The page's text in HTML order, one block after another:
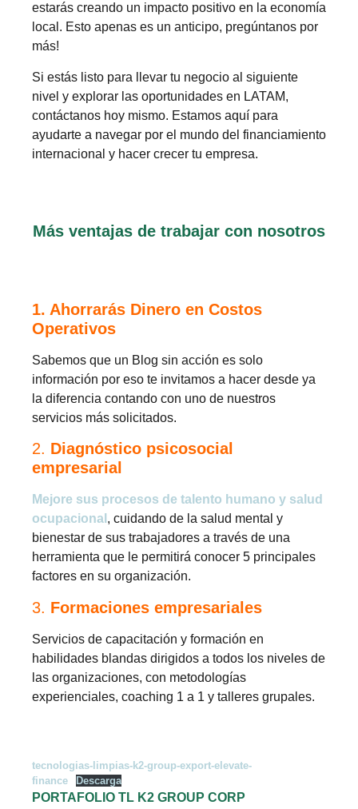
estarás creando un impacto positivo en la economía
local. Esto apenas es un anticipo, pregúntanos por
más!
Si estás listo para llevar tu negocio al siguiente
nivel y explorar las oportunidades en LATAM,
contáctanos hoy mismo. Estamos aquí para
ayudarte a navegar por el mundo del financiamiento
internacional y hacer crecer tu empresa.
Más ventajas de trabajar con nosotros
1. Ahorrarás Dinero en Costos
Operativos
Sabemos que un Blog sin acción es solo
información por eso te invitamos a hacer desde ya
la diferencia contando con uno de nuestros
servicios más solicitados.
2. Diagnóstico psicosocial
empresarial
Mejore sus procesos de talento humano y salud
ocupacional , cuidando de la salud mental y
bienestar de sus trabajadores a través de una
herramienta que le permitirá conocer 5 principales
factores en su organización.
3. Formaciones empresariales
Servicios de capacitación y formación en
habilidades blandas dirigidos a todos los niveles de
las organizaciones, con metodologías
experienciales, coaching 1 a 1 y talleres grupales.
tecnologias-limpias-k2-group-export-elevate-
finance
Descarga
PORTAFOLIO TL K2 GROUP CORP